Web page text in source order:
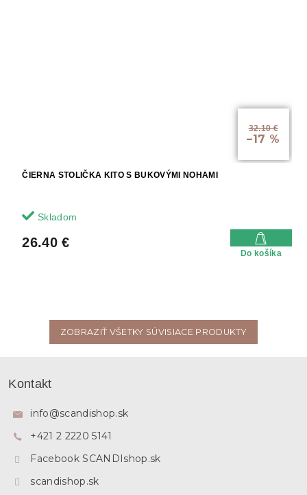
32.10 €
–17 %
ČIERNA STOLIČKA KITO S BUKOVÝMI NOHAMI
Skladom
26.40 €
Do košíka
ZOBRAZIŤ VŠETKY SÚVISIACE PRODUKTY
Kontakt
info@scandishop.sk
+421 2 2220 5141
Facebook SCANDIshop.sk
scandishop.sk